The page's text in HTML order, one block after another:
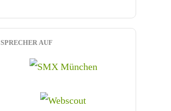
SPRECHER AUF